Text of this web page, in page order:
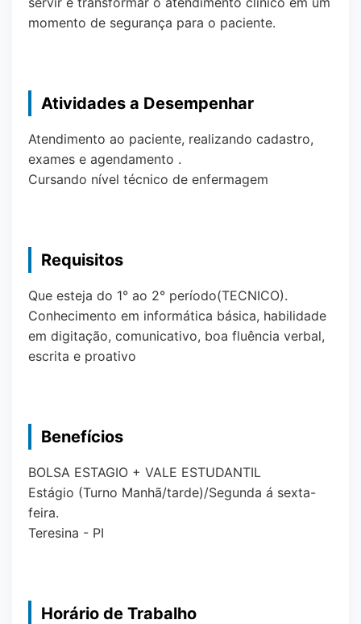
momento de segurança para o paciente.
Atividades a Desempenhar
Atendimento ao paciente, realizando cadastro,
exames e agendamento .
Cursando nível técnico de enfermagem
Requisitos
Que esteja do 1° ao 2° período(TECNICO).
Conhecimento em informática básica, habilidade
em digitação, comunicativo, boa fluência verbal,
escrita e proativo
Benefícios
BOLSA ESTAGIO + VALE ESTUDANTIL
Estágio (Turno Manhã/tarde)/Segunda á sexta-
feira.
Teresina - PI
Horário de Trabalho